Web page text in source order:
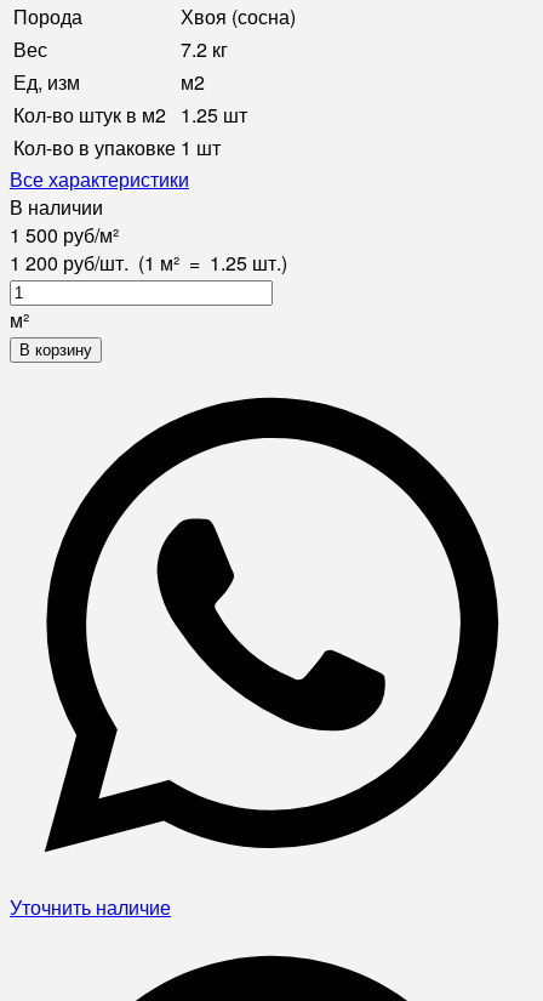
Порода
Хвоя (сосна)
Вес
7.2 кг
Ед, изм
м2
Кол-во штук в м2 1.25 шт
Кол-во в упаковке 1 шт
Все характеристики
В наличии
1 500 руб/м²
1 200 руб/шт. (1 м² = 1.25 шт.)
м²
В корзину
Уточнить наличие